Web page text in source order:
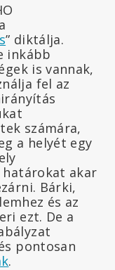
” diktálja.
inkább
is vannak,
fel az
számára,
a helyét egy
határokat akar
Bárki,
és az
ezt. De a
pontosan
.